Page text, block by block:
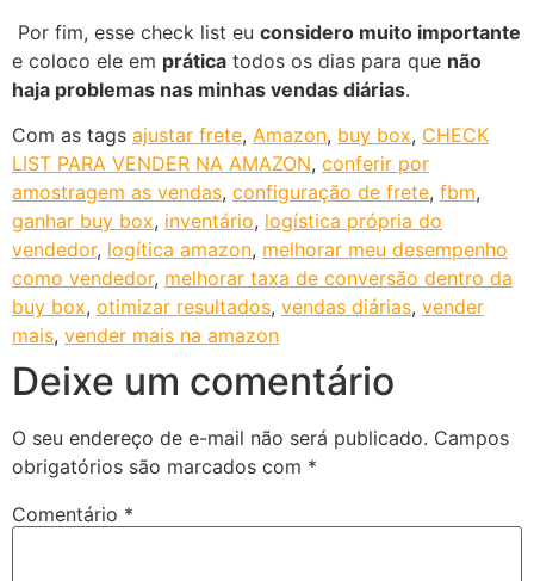
Por fim, esse check list eu considero muito importante
e coloco ele em prática todos os dias para que não
haja problemas nas minhas vendas diárias.
Com as tags ajustar frete, Amazon, buy box, CHECK
LIST PARA VENDER NA AMAZON, conferir por
amostragem as vendas, configuração de frete, fbm,
ganhar buy box, inventário, logística própria do
vendedor, logítica amazon, melhorar meu desempenho
como vendedor, melhorar taxa de conversão dentro da
buy box, otimizar resultados, vendas diárias, vender
mais, vender mais na amazon
Deixe um comentário
O seu endereço de e-mail não será publicado. Campos
obrigatórios são marcados com *
Comentário *